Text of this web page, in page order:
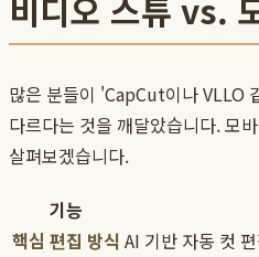
비디오 스튜 vs.
많은 분들이 'CapCut이나 VLLO
다르다는 것을 깨달았습니다. 모
살펴보겠습니다.
기능
핵심 편집 방식 AI 기반 자동 컷